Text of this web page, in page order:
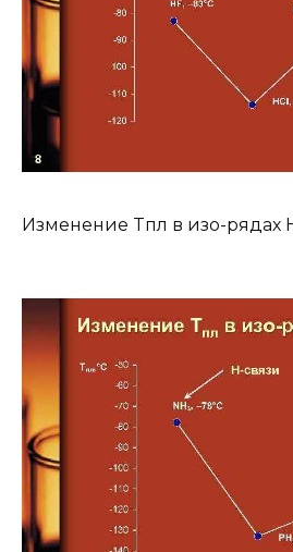
Изменение Tпл в изо-рядах